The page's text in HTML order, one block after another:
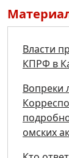
Власти
КПРФ в
Вопреки
омских